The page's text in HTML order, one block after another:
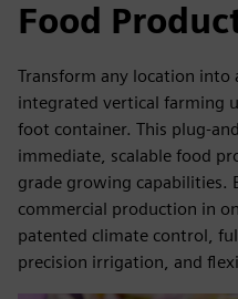
Food
Transform any location
integrated vertical farming
foot container. This plug-
immediate, scalable food
grade growing capabilities.
commercial production in
patented climate control,
precision irrigation, and